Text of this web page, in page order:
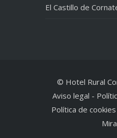
El Castillo de
© Hotel Rural
Aviso legal -
Política de cookies